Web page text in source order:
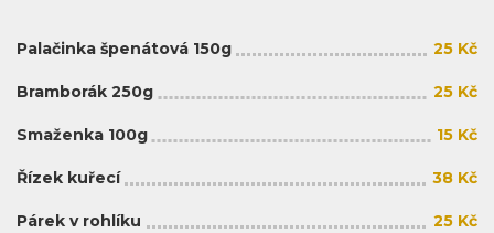
Palačinka špenátová 150g 25 Kč
Bramborák 250g 25 Kč
Smaženka 100g 15 Kč
Řízek kuřecí 38 Kč
Párek v rohlíku 25 Kč